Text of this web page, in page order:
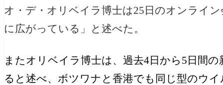
オ・デ・オリベイラ博士は25日のオンライ
に広がっている」と述べた。
またオリベイラ博士は、過去4日から5日間の
ると述べ、ボツワナと香港でも同じ型のウ